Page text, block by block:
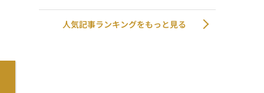
人気記事ランキングをもっと見る